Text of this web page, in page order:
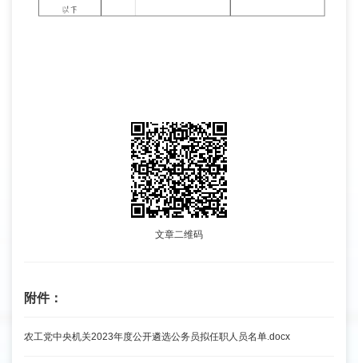
文章二维码
附件：
农工党中央机关2023年度公开遴选公务员拟任职人员名单.docx